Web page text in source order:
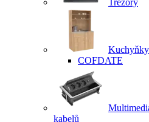
Trezory
Kuchyňky
COFDATE
kabelů